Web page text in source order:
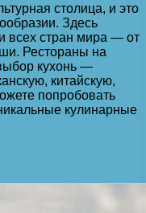
столица, и это
Здесь
всех стран мира — от
Рестораны на
кухонь —
китайскую,
попробовать
кулинарные